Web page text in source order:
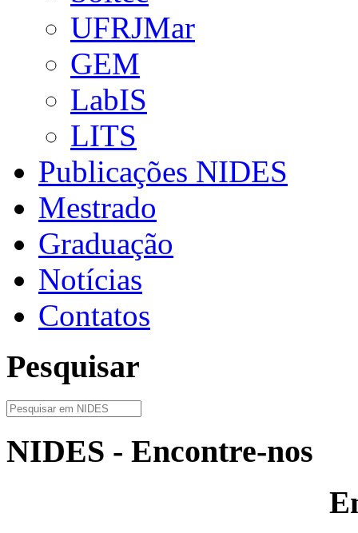
UFRJMar
GEM
LabIS
LITS
Publicações NIDES
Mestrado
Graduação
Notícias
Contatos
Pesquisar
NIDES - Encontre-nos